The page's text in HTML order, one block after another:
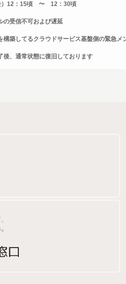
）12：15頃 〜 12：30頃
受信不可および遅延
築してるクラウドサービス基盤側の緊急メ
、通常状態に復旧しております
口